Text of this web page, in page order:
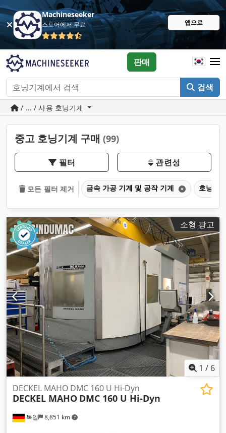
Machineseeker
스토어에서 무료 앱으로
검색
판매
/ ... / 사용 호닝기계
중고 호닝기계 구매 (99)
필터 관련성
모든 필터 제거 금속 가공 기계 및 공작 기계 호닝기
소형 광고
1 / 6
독일 8,851 km
DECKEL MAHO DMC 160 U Hi-Dyn
DECKEL MAHO DMC 160 U Hi-Dyn